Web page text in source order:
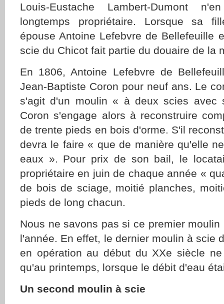
Louis-Eustache Lambert-Dumont
longtemps propriétaire. Lorsque sa
épouse Antoine Lefebvre de Bellefeuille
scie du Chicot fait partie du douaire de la
En 1806, Antoine Lefebvre de
Jean-Baptiste Coron pour neuf ans. Le
s'agit d'un moulin « à deux scies avec
Coron s'engage alors à reconstruire
de trente pieds en bois d'orme. S'il
devra le faire « que de manière qu'elle
eaux ». Pour prix de son bail, le
propriétaire en juin de chaque année «
de bois de sciage, moitié planches,
pieds de long chacun.
Nous ne savons pas si ce premier
l'année. En effet, le dernier moulin à scie
en opération au début du XXe siècle
qu'au printemps, lorsque le débit d'eau
Un second moulin à scie